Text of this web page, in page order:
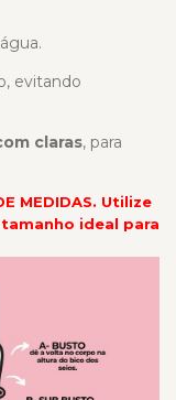
evitando
claras, para
MEDIDAS. Utilize
ideal para